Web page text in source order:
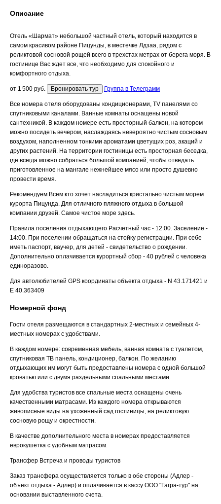
Описание
Отель «Шармат» небольшой частный отель, который находится в
самом красивом районе Пицунды, в местечке Лдзаа, рядом с
реликтовой сосновой рощей всего в трехстах метрах от берега моря. В
гостинице Вас ждет все, что необходимо для спокойного и
комфортного отдыха.
от 1 500 руб. Бронировать тур Группа в Телеграмм
Все номера отеля оборудованы кондиционерами, TV панелями со
спутниковыми каналами. Ванные комнаты оснащены новой
сантехникой. В каждом номере есть просторный балкон, на котором
можно посидеть вечером, наслаждаясь невероятно чистым сосновым
воздухом, наполненном тонкими ароматами цветущих роз, акаций и
других растений. На территории гостиницы есть просторная беседка,
где всегда можно собраться большой компанией, чтобы отведать
приготовленное на мангале нежнейшее мясо или просто душевно
провести время.
Рекомендуем Всем кто хочет насладиться кристально чистым морем
курорта Пицунда. Для отличного пляжного отдыха в большой
компании друзей. Самое чистое море здесь.
Правила поселения отдыхающего Расчетный час - 12:00. Заселение -
14:00. При поселении обращаться на стойку регистрации. При себе
иметь паспорт, ваучер, для детей - свидетельство о рождении.
Дополнительно оплачивается курортный сбор - 40 рублей с человека
единоразово.
Для автолюбителей GPS координаты объекта отдыха - N 43.171421 и
E 40.363409
Номерной фонд
Гости отеля размещаются в стандартных 2-местных и семейных 4-
местных номерах с удобствами.
В каждом номере: современная мебель, ванная комната с туалетом,
спутниковая ТВ панель, кондиционер, балкон. По желанию
отдыхающих им могут быть предоставлены номера с одной большой
кроватью или с двумя раздельными спальными местами.
Для удобства туристов все спальные места оснащены очень
качественными матрасами. Из каждого номера открываются
живописные виды на ухоженный сад гостиницы, на реликтовую
сосновую рощу и окрестности.
В качестве дополнительного места в номерах предоставляется
еврокушетка с удобным матрасом.
Трансфер Встреча и проводы туристов
Заказ трансфера осуществляется только в обе стороны (Адлер -
объект отдыха - Адлер) и оплачивается в кассу ООО "Гагра-тур" на
основании выставленного счета.